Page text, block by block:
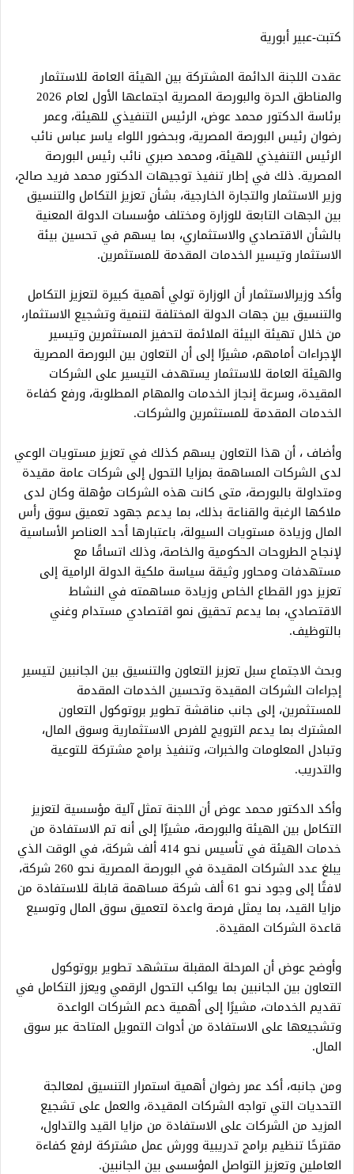
كتبت-عبير أبورية
عقدت اللجنة الدائمة المشتركة بين الهيئة العامة للاستثمار
والمناطق الحرة والبورصة المصرية اجتماعها الأول لعام 2026
برئاسة الدكتور محمد عوض، الرئيس التنفيذي للهيئة، وعمر
رضوان رئيس البورصة المصرية، وبحضور اللواء ياسر عباس نائب
الرئيس التنفيذي للهيئة، ومحمد صبري نائب رئيس البورصة
المصرية. ذلك في إطار تنفيذ توجيهات الدكتور محمد فريد صالح،
وزير الاستثمار والتجارة الخارجية، بشأن تعزيز التكامل والتنسيق
بين الجهات التابعة للوزارة ومختلف مؤسسات الدولة المعنية
بالشأن الاقتصادي والاستثماري، بما يسهم في تحسين بيئة
الاستثمار وتيسير الخدمات المقدمة للمستثمرين.
وأكد وزيرالاستثمار أن الوزارة تولي أهمية كبيرة لتعزيز التكامل
والتنسيق بين جهات الدولة المختلفة لتنمية وتشجيع الاستثمار،
من خلال تهيئة البيئة الملائمة لتحفيز المستثمرين وتيسير
الإجراءات أمامهم، مشيرًا إلى أن التعاون بين البورصة المصرية
والهيئة العامة للاستثمار يستهدف التيسير على الشركات
المقيدة، وسرعة إنجاز الخدمات والمهام المطلوبة، ورفع كفاءة
الخدمات المقدمة للمستثمرين والشركات.
وأضاف ، أن هذا التعاون يسهم كذلك في تعزيز مستويات الوعي
لدى الشركات المساهمة بمزايا التحول إلى شركات عامة مقيدة
ومتداولة بالبورصة، متى كانت هذه الشركات مؤهلة وكان لدى
ملاكها الرغبة والقناعة بذلك، بما يدعم جهود تعميق سوق رأس
المال وزيادة مستويات السيولة، باعتبارها أحد العناصر الأساسية
لإنجاح الطروحات الحكومية والخاصة، وذلك اتساقًا مع
مستهدفات ومحاور وثيقة سياسة ملكية الدولة الرامية إلى
تعزيز دور القطاع الخاص وزيادة مساهمته في النشاط
الاقتصادي، بما يدعم تحقيق نمو اقتصادي مستدام وغني
بالتوظيف.
وبحث الاجتماع سبل تعزيز التعاون والتنسيق بين الجانبين لتيسير
إجراءات الشركات المقيدة وتحسين الخدمات المقدمة
للمستثمرين، إلى جانب مناقشة تطوير بروتوكول التعاون
المشترك بما يدعم الترويج للفرص الاستثمارية وسوق المال،
وتبادل المعلومات والخبرات، وتنفيذ برامج مشتركة للتوعية
والتدريب.
وأكد الدكتور محمد عوض أن اللجنة تمثل آلية مؤسسية لتعزيز
التكامل بين الهيئة والبورصة، مشيرًا إلى أنه تم الاستفادة من
خدمات الهيئة في تأسيس نحو 414 ألف شركة، في الوقت الذي
يبلغ عدد الشركات المقيدة في البورصة المصرية نحو 260 شركة،
لافتًا إلى وجود نحو 61 ألف شركة مساهمة قابلة للاستفادة من
مزايا القيد، بما يمثل فرصة واعدة لتعميق سوق المال وتوسيع
قاعدة الشركات المقيدة.
وأوضح عوض أن المرحلة المقبلة ستشهد تطوير بروتوكول
التعاون بين الجانبين بما يواكب التحول الرقمي ويعزز التكامل في
تقديم الخدمات، مشيرًا إلى أهمية دعم الشركات الواعدة
وتشجيعها على الاستفادة من أدوات التمويل المتاحة عبر سوق
المال.
ومن جانبه، أكد عمر رضوان أهمية استمرار التنسيق لمعالجة
التحديات التي تواجه الشركات المقيدة، والعمل على تشجيع
المزيد من الشركات على الاستفادة من مزايا القيد والتداول،
مقترحًا تنظيم برامج تدريبية وورش عمل مشتركة لرفع كفاءة
العاملين وتعزيز التواصل المؤسسي بين الجانبين.